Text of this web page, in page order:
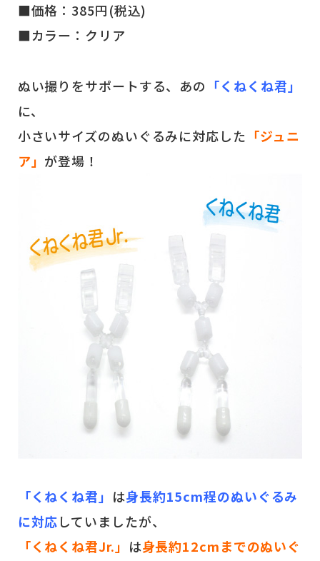
■価格：385円(税込)
■カラー：クリア
ぬい撮りをサポートする、あの 「くねくね君」
に、
小さいサイズのぬいぐるみに対応した 「ジュニ
ア」 が登場！
「くねくね君」 は身長約15cm程のぬいぐるみ
に対応していましたが、
「くねくね君Jr.」 は身長約12cmまでのぬいぐ